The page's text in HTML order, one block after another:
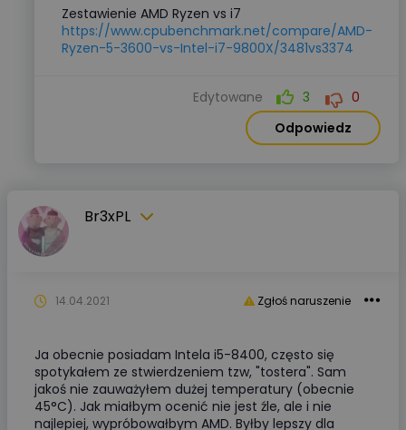
Zestawienie AMD Ryzen vs i7
https://www.cpubenchmark.net/compare/AMD-
Ryzen-5-3600-vs-Intel-i7-9800X/3481vs3374
Edytowane 3
0
Odpowiedz
Br3xPL
Zgłoś naruszenie
14.04.2021
Ja obecnie posiadam Intela i5-8400, często się
spotykałem ze stwierdzeniem tzw, "tostera". Sam
jakoś nie zauważyłem dużej temperatury (obecnie
45°C). Jak miałbym ocenić nie jest źle, ale i nie
najlepiej, wypróbowałbym AMD. Byłby lepszy dla